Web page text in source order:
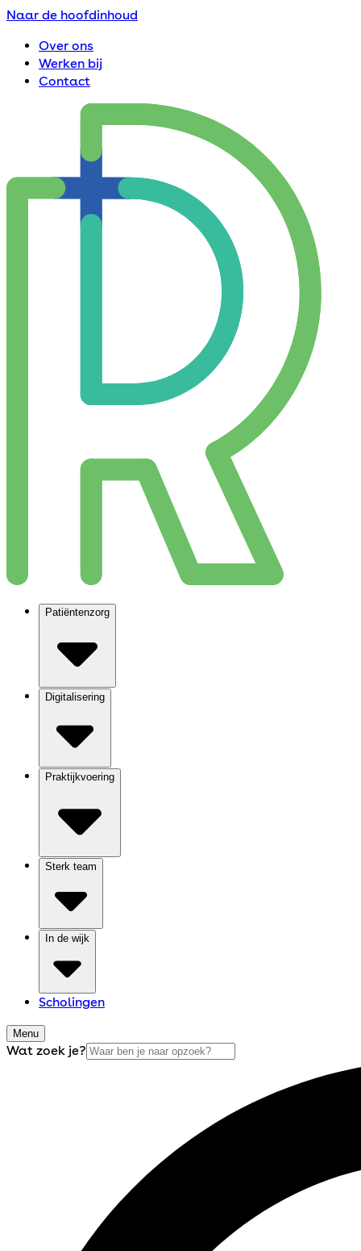
Naar de hoofdinhoud
Over ons
Werken bij
Contact
Patiëntenzorg
Digitalisering
Praktijkvoering
Sterk team
In de wijk
Scholingen
Menu
Wat zoek je?